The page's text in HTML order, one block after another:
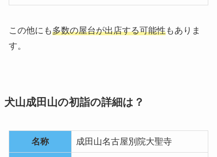
この他にも多数の屋台が出店する可能性もありま
す。
犬山成田山の初詣の詳細は？
名称 成田山名古屋別院大聖寺